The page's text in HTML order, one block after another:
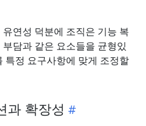
연성 덕분에 조직은 기능 복
담과 같은 요소들을 균형있
특정 요구사항에 맞게 조정할
과 확장성